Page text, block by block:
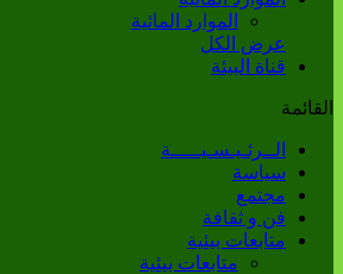
الموارد المائية
عرض الكل
قناة البيئة
القائمة
الــرئـيـسـيـــــة
سياسة
مجتمع
فن و ثقافة
متابعات بيئية
متابعات بيئية